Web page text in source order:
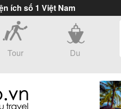
ích số 1 Việt Nam
Tour
Du